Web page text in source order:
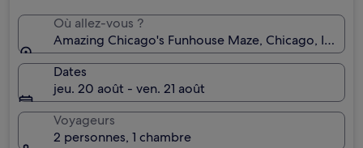
Où allez-vous ?
Amazing Chicago's Funhouse Maze, Chicago,
Dates
jeu. 20 août - ven. 21 août
Voyageurs
2 personnes, 1 chambre